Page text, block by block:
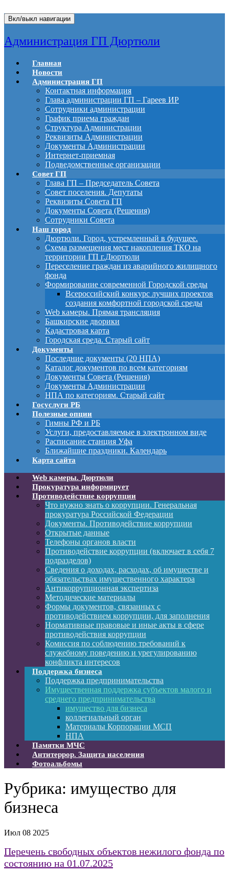
Вкл/выкл навигации
Администрация ГП Дюртюли
Главная
Новости
Администрация ГП
Контактная информация
Глава администрации ГП – Гареев ИР
Сотрудники администрации
График приема граждан
Структура Администрации
Реквизиты Администрации
Документы Администрации
Интернет-приемная
Подведомственные организации
Совет ГП
Глава ГП – Председатель Совета
Совет поселения. Депутаты
Реквизиты Совета ГП
Документы Совета (Решения)
Сотрудники Совета
Наш город
Дюртюли. Город, устремленный в будущее.
Схема размещения мест накопления ТКО на
территории ГП г.Дюртюли
Переселение граждан из аварийного жилищного
фонда
Формирование современной Городской среды
Всероссийский конкурс лучших проектов
создания комфортной городской среды
Web камеры. Прямая трансляция
Башкирские дворики
Кадастровая карта
Городская среда. Старый сайт
Документы
Последние документы (20 НПА)
Каталог документов по всем категориям
Документы Совета (Решения)
Документы Администрации
НПА по категориям. Старый сайт
Госуслуги РБ
Полезные опции
Гимны РФ и РБ
Услуги, предоставляемые в электронном виде
Расписание станция Уфа
Ближайшие праздники. Календарь
Карта сайта
Web камеры. Дюртюли
Прокуратура информирует
Противодействие коррупции
Что нужно знать о коррупции. Генеральная
прокуратура Российской Федерации
Документы. Противодействие коррупции
Открытые данные
Телефоны органов власти
Противодействие коррупции (включает в себя 7
подразделов)
Сведения о доходах, расходах, об имуществе и
обязательствах имущественного характера
Антикоррупционная экспертиза
Методические материалы
Формы документов, связанных с
противодействием коррупции, для заполнения
Нормативные правовые и иные акты в сфере
противодействия коррупции
Комиссия по соблюдению требований к
служебному поведению и урегулированию
конфликта интересов
Поддержка бизнеса
Поддержка предпринимательства
Имущественная поддержка субъектов малого и
среднего предпринимательства
имущество для бизнеса
коллегиальный орган
Материалы Корпорации МСП
НПА
Памятки МЧС
Антитеррор. Защита населения
Фотоальбомы
Рубрика: имущество для
бизнеса
Июл 08 2025
Перечень свободных объектов нежилого фонда по
состоянию на 01.07.2025